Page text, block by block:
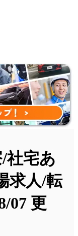
社宅あ
求人/転
07 更